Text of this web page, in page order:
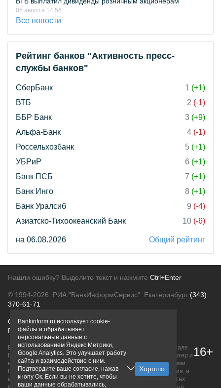
05 августа 14:56
Все новости
Рейтинг банков "Активность пресс-
службы банков"
СберБанк 1 (+1)
ВТБ
2 (-1)
ББР Банк
3 (+9)
Альфа-Банк
4 (-1)
Россельхозбанк
5 (+1)
УБРиР
6 (+1)
Банк ПСБ
7 (+1)
Банк Инго
8 (+1)
Банк Уралсиб
9 (-4)
Азиатско-Тихоокеанский Банк
10 (-6)
на 06.08.2026 Общий рейтинг
Нашли ошибку? Выделите текст и нажмите Ctrl+Enter
© 1994-2026. РИА "БанкИнформСервис". Екатеринбург (343)
370-61-71
О проектеПолитика конфиденциальности
Правовая информацияДля рекламодателей
Вся информация о продуктах банков, размещенная на портале
bankinform.ru, носит исключительно ознакомительный характер и
не является публичной офертой, определяемой положениями
ГК РФ. Информация не содержит точного и полного описания, и
может быть изменена. Конечные условия уточняйте на сайтах
16+
Bankinform.ru использует cookie-
файлы и обрабатывает
персональные данные с
использованием Яндекс Метрики,
Google Analytics. Это улучшает работу
сайта и взаимодействие с ним.
Подтвердите ваше согласие, нажав
кнопу Ок. Если вы не хотите, чтобы
ваши данные обрабатывались,